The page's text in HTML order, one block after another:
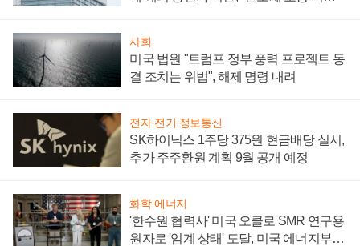
사회
미국 법원 "트럼프 정부 풍력 프로젝트 동
결 조치는 위법", 해제 명령 내려
전자·전기·정보통신
SK하이닉스 1주당 375원 현금배당 실시,
추가 주주환원 계획 9월 공개 예정
화학·에너지
'한수원 협력사' 미국 오클로 SMR 연구용
원자로 '임계 상태' 도달, 미국 에너지부